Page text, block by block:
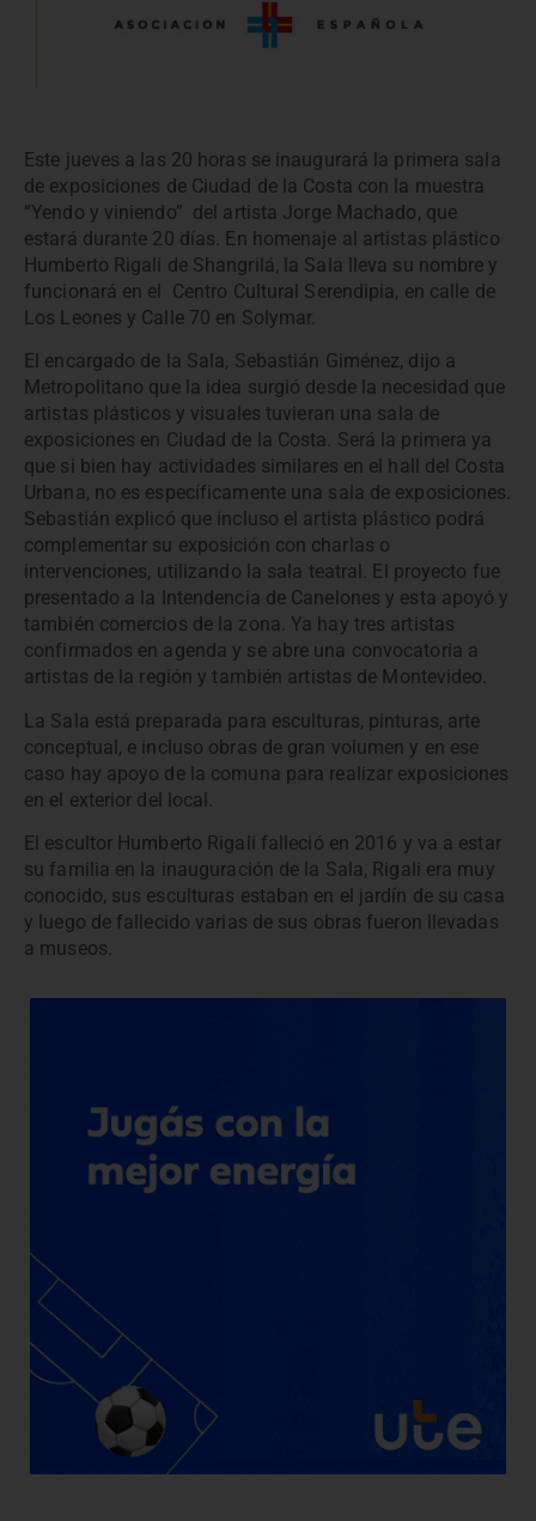
Este jueves a las 20 horas se inaugurará la primera sala
de exposiciones de Ciudad de la Costa con la muestra
“Yendo y viniendo” del artista Jorge Machado, que
estará durante 20 días. En homenaje al artistas plástico
Humberto Rigali de Shangrilá, la Sala lleva su nombre y
funcionará en el Centro Cultural Serendipia, en calle de
Los Leones y Calle 70 en Solymar.
El encargado de la Sala, Sebastián Giménez, dijo a
Metropolitano que la idea surgió desde la necesidad que
artistas plásticos y visuales tuvieran una sala de
exposiciones en Ciudad de la Costa. Será la primera ya
que si bien hay actividades similares en el hall del Costa
Urbana, no es específicamente una sala de exposiciones.
Sebastián explicó que incluso el artista plástico podrá
complementar su exposición con charlas o
intervenciones, utilizando la sala teatral. El proyecto fue
presentado a la Intendencia de Canelones y esta apoyó y
también comercios de la zona. Ya hay tres artistas
confirmados en agenda y se abre una convocatoria a
artistas de la región y también artistas de Montevideo.
La Sala está preparada para esculturas, pinturas, arte
conceptual, e incluso obras de gran volumen y en ese
caso hay apoyo de la comuna para realizar exposiciones
en el exterior del local.
El escultor Humberto Rigali falleció en 2016 y va a estar
su familia en la inauguración de la Sala, Rigali era muy
conocido, sus esculturas estaban en el jardín de su casa
y luego de fallecido varias de sus obras fueron llevadas
a museos.